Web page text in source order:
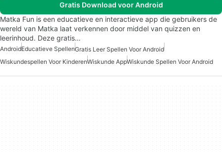
Gratis Download voor Android
Matka Fun is een educatieve en interactieve app die gebruikers de
wereld van Matka laat verkennen door middel van quizzen en
leerinhoud. Deze gratis…
AndroidEducatieve SpellenGratis Leer Spellen Voor Android
Wiskundespellen Voor KinderenWiskunde AppWiskunde Spellen Voor Android